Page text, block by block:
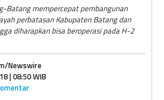
Batang mempercepat pembangunan
perbatasan Kabupaten Batang dan
diharapkan bisa beroperasi pada H-2
Newswire
| 08:50 WIB